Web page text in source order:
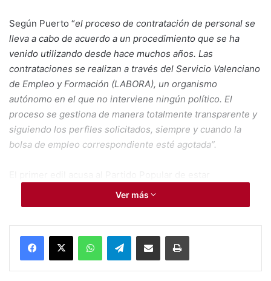
Según Puerto “el proceso de contratación de personal se
lleva a cabo de acuerdo a un procedimiento que se ha
venido utilizando desde hace muchos años. Las
contrataciones se realizan a través del Servicio Valenciano
de Empleo y Formación (LABORA), un organismo
autónomo en el que no interviene ningún político. El
proceso se gestiona de manera totalmente transparente y
siguiendo los perfiles solicitados, siempre y cuando la
bolsa de empleo correspondiente esté agotada”.
difundiendo una mentira con el único objetivo de
confundir a la ciudadanía y dañar la imagen del equipo de
contratadas recientemente, todas han sido seleccionadas
LABORA, sin que exista ningún tipo de intervención
Ver más
WhatsAppTelegramCompartir por Mail Imprimir